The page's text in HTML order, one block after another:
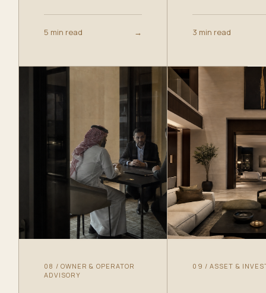
5 min read → 3 min read
08 / OWNER & OPERATOR
ADVISORY
09 / ASSET &